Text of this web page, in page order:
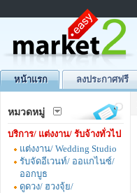
หน้าแรก ลงประกาศฟรี
หมวดหมู่
บริการ/ แต่งงาน/ รับจ้างทั่วไป
แต่งงาน/ Wedding Studio
รับจัดอีเวนท์/ ออแกไนซ์/
ออกบูธ
ดูดวง/ ฮวงจุ้ย/